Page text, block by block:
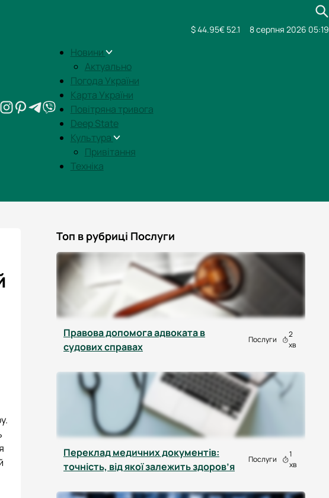
Новини
Актуально
Погода України
Карта України
Повітряна тривога
Deep State
Культура
Привітання
Техніка
$ 44.95€ 52.1 8 серпня 2026 05:19
Топ в рубриці Послуги
Правова допомога адвоката в
судових справах
Послуги
2
хв
Переклад медичних документів:
точність, від якої залежить здоров’я
Послуги
1
хв